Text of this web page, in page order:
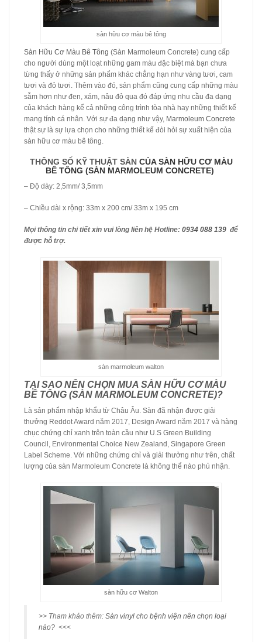
sàn hữu cơ màu bê tông
Sàn Hữu Cơ Màu Bê Tông (Sàn Marmoleum Concrete) cung cấp
cho người dùng một loạt những gam màu đặc biệt mà bạn chưa
từng thấy ở những sản phẩm khác chẳng hạn như vàng tươi, cam
tươi và đỏ tươi. Thêm vào đó, sản phẩm cũng cung cấp những màu
sẫm hơn như đen, xám, nâu đỏ qua đó đáp ứng nhu cầu đa dạng
của khách hàng kể cả những công trình tòa nhà hay những thiết kế
mang tính cá nhân. Với sự đa dạng như vậy, Marmoleum Concrete
thật sự là sự lựa chọn cho những thiết kế đòi hỏi sự xuất hiện của
sàn hữu cơ màu bê tông.
THÔNG SỐ KỸ THUẬT SÀNCỦA SÀN HỮU CƠ MÀU
BÊ TÔNG (SÀN MARMOLEUM CONCRETE)
– Độ dày: 2,5mm/ 3,5mm
– Chiều dài x rộng: 33m x 200 cm/ 33m x 195 cm
Mọi thông tin chi tiết xin vui lòng liên hệ Hotline: 0934 088 139 để
được hỗ trợ.
sàn marmoleum walton
TẠI SAO NÊN CHỌN MUA SÀN HỮU CƠ MÀU
BÊ TÔNG (SÀN MARMOLEUM CONCRETE)?
Là sản phẩm nhập khẩu từ Châu Âu. Sàn đã nhận được giải
thưởng Reddot Award năm 2017, Design Award năm 2017 và hàng
chục chứng chỉ xanh trên toàn cầu như U.S Green Building
Council, Environmental Choice New Zealand, Singapore Green
Label Scheme. Với những chứng chỉ và giải thưởng như trên, chất
lượng của sàn Marmoleum Concrete là không thể nào phủ nhận.
sàn hữu cơ Walton
>> Tham khảo thêm: Sàn vinyl cho bệnh viện nên chọn loại
nào? <<<